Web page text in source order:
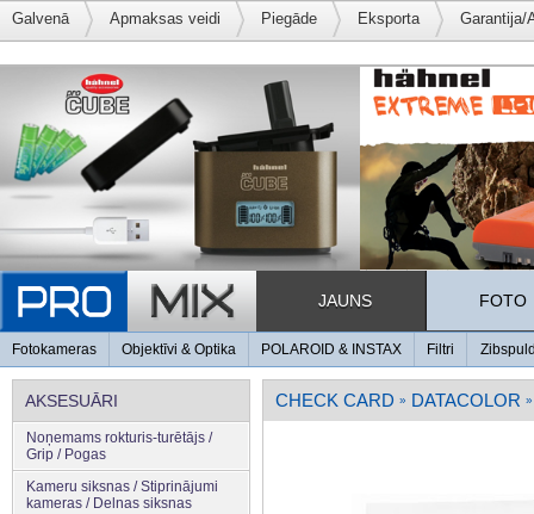
Galvenā Apmaksas veidi Piegāde Eksporta Garantija/
JAUNS FOTO
Fotokameras Objektīvi & Optika POLAROID & INSTAX Filtri
AKSESUĀRI
Noņemams rokturis-turētājs /
Grip / Pogas
Kameru siksnas / Stiprinājumi
kameras / Delnas siksnas
CHECK CARD » DATACOLOR »